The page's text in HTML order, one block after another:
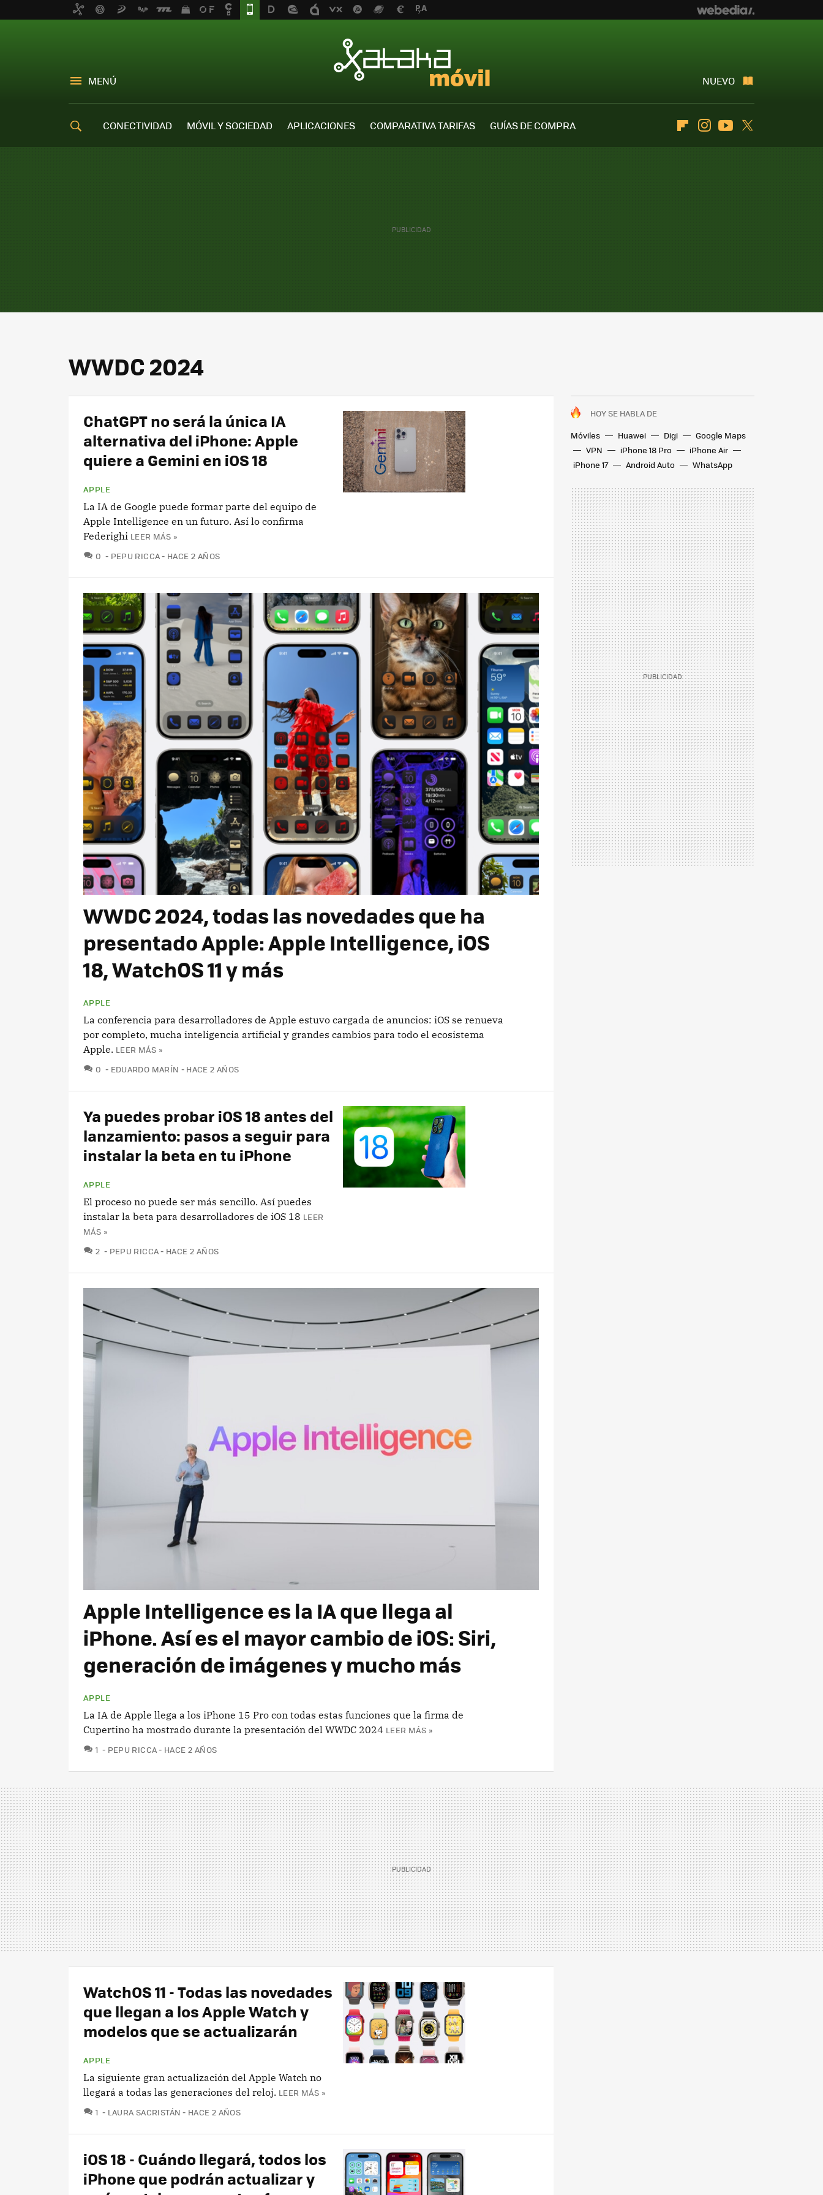
MENÚ NUEVO
CONECTIVIDAD MÓVIL Y SOCIEDAD APLICACIONES COMPARATIVA TARIFAS
GUÍAS DE COMPRA
FlipboardInstagramYoutube
WWDC 2024
HOY SE HABLA DE
Móviles
Huawei Digi
Google Maps
VPN
iPhone 18 Pro
iPhone Air
iPhone 17
Android Auto WhatsApp
ChatGPT no será la única IA
alternativa del iPhone: Apple
quiere a Gemini en iOS 18
APPLE
La IA de Google puede formar parte del equipo de
Apple Intelligence en un futuro. Así lo confirma
Federighi LEER MÁS »
0 COMENTARIOS
PEPU RICCA HACE 2 AÑOS
WWDC 2024, todas las novedades que ha
presentado Apple: Apple Intelligence, iOS
18, WatchOS 11 y más
APPLE
La conferencia para desarrolladores de Apple estuvo cargada de anuncios: iOS se renueva
por completo, mucha inteligencia artificial y grandes cambios para todo el ecosistema
Apple. LEER MÁS »
0 COMENTARIOS
EDUARDO MARÍN HACE 2 AÑOS
Ya puedes probar iOS 18 antes del
lanzamiento: pasos a seguir para
instalar la beta en tu iPhone
APPLE
El proceso no puede ser más sencillo. Así puedes
instalar la beta para desarrolladores de iOS 18 LEER
MÁS »
2 COMENTARIOS
PEPU RICCA HACE 2 AÑOS
Apple Intelligence es la IA que llega al
iPhone. Así es el mayor cambio de iOS: Siri,
generación de imágenes y mucho más
APPLE
La IA de Apple llega a los iPhone 15 Pro con todas estas funciones que la firma de
Cupertino ha mostrado durante la presentación del WWDC 2024 LEER MÁS »
1 COMENTARIOS
PEPU RICCA HACE 2 AÑOS
WatchOS 11 - Todas las novedades
que llegan a los Apple Watch y
modelos que se actualizarán
APPLE
La siguiente gran actualización del Apple Watch no
llegará a todas las generaciones del reloj. LEER MÁS »
1 COMENTARIOS
LAURA SACRISTÁN HACE 2 AÑOS
iOS 18 - Cuándo llegará, todos los
iPhone que podrán actualizar y